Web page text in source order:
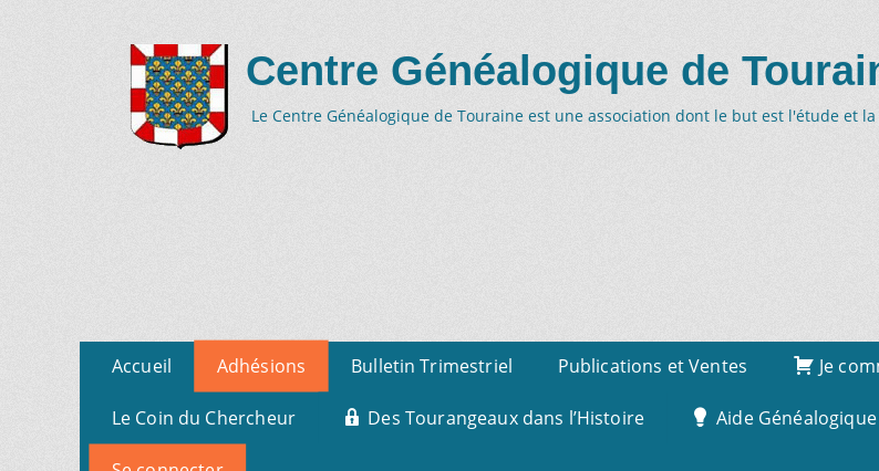
Centre Généalogique de
Le Centre Généalogique de Touraine est une association dont le but est l'étude et
Menu
primaire
contenu
Accueil Adhésions Bulletin Trimestriel Publications et Ventes Je
Le Coin du Chercheur Des Tourangeaux dans l’Histoire Aide Généalogique